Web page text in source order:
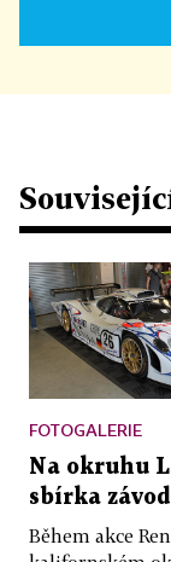
FOTOGALERIE
Na okruhu
sbírka
Během akce